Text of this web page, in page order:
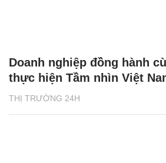
THỊ TRƯỜNG 24H
Doanh nghiệp đồng hành
thực hiện Tầm nhìn Việt